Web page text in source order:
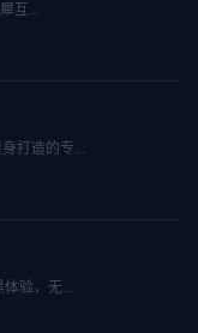
互...
打造的专...
验，无...